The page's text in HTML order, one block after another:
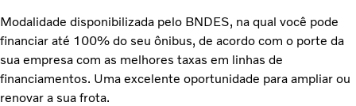
Modalidade disponibilizada pelo BNDES, na qual você pode
financiar até 100% do seu ônibus, de acordo com o porte da
sua empresa com as melhores taxas em linhas de
financiamentos. Uma excelente oportunidade para ampliar ou
renovar a sua frota.